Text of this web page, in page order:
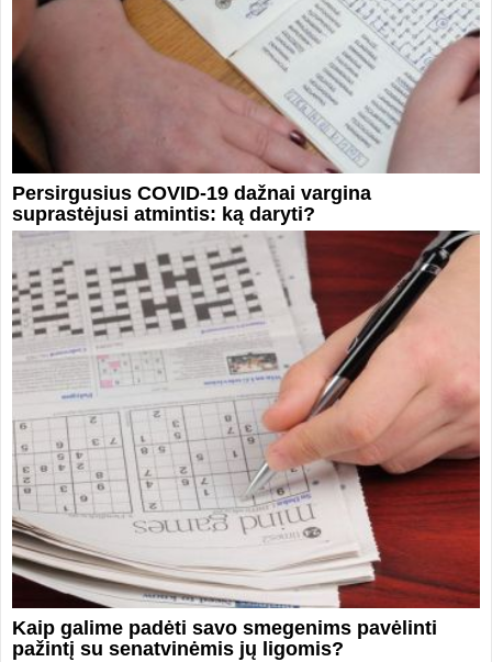
Persirgusius COVID-19 dažnai vargina
suprastėjusi atmintis: ką daryti?
Kaip galime padėti savo smegenims pavėlinti
pažintį su senatvinėmis jų ligomis?